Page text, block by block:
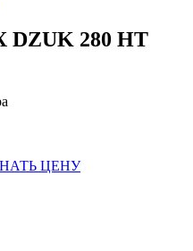
DZUK 280 НТ
ЦЕНУ